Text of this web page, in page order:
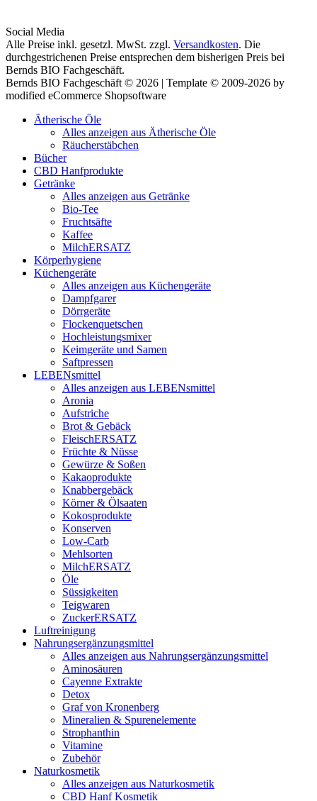
Social Media
Alle Preise inkl. gesetzl. MwSt. zzgl. Versandkosten. Die
durchgestrichenen Preise entsprechen dem bisherigen Preis bei
Bernds BIO Fachgeschäft.
Bernds BIO Fachgeschäft © 2026 | Template © 2009-2026 by
modified eCommerce Shopsoftware
Ätherische Öle
Alles anzeigen aus Ätherische Öle
Räucherstäbchen
Bücher
CBD Hanfprodukte
Getränke
Alles anzeigen aus Getränke
Bio-Tee
Fruchtsäfte
Kaffee
MilchERSATZ
Körperhygiene
Küchengeräte
Alles anzeigen aus Küchengeräte
Dampfgarer
Dörrgeräte
Flockenquetschen
Hochleistungsmixer
Keimgeräte und Samen
Saftpressen
LEBENsmittel
Alles anzeigen aus LEBENsmittel
Aronia
Aufstriche
Brot & Gebäck
FleischERSATZ
Früchte & Nüsse
Gewürze & Soßen
Kakaoprodukte
Knabbergebäck
Körner & Ölsaaten
Kokosprodukte
Konserven
Low-Carb
Mehlsorten
MilchERSATZ
Öle
Süssigkeiten
Teigwaren
ZuckerERSATZ
Luftreinigung
Nahrungsergänzungsmittel
Alles anzeigen aus Nahrungsergänzungsmittel
Aminosäuren
Cayenne Extrakte
Detox
Graf von Kronenberg
Mineralien & Spurenelemente
Strophanthin
Vitamine
Zubehör
Naturkosmetik
Alles anzeigen aus Naturkosmetik
CBD Hanf Kosmetik